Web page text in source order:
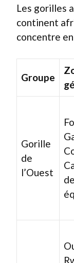
Les gorilles
continent
concentre
Groupe
Gorille
de
l’Ouest